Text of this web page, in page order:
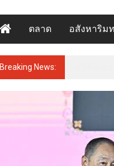
ตลาด อสังหาริม
Breaking News: